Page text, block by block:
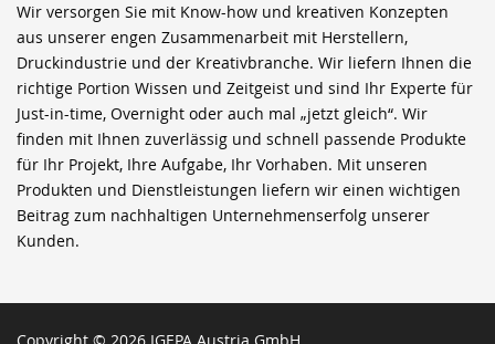
Wir versorgen Sie mit Know-how und kreativen Konzepten
aus unserer engen Zusammenarbeit mit Herstellern,
Druckindustrie und der Kreativbranche. Wir liefern Ihnen die
richtige Portion Wissen und Zeitgeist und sind Ihr Experte für
Just-in-time, Overnight oder auch mal „jetzt gleich“. Wir
finden mit Ihnen zuverlässig und schnell passende Produkte
für Ihr Projekt, Ihre Aufgabe, Ihr Vorhaben. Mit unseren
Produkten und Dienstleistungen liefern wir einen wichtigen
Beitrag zum nachhaltigen Unternehmenserfolg unserer
Kunden.